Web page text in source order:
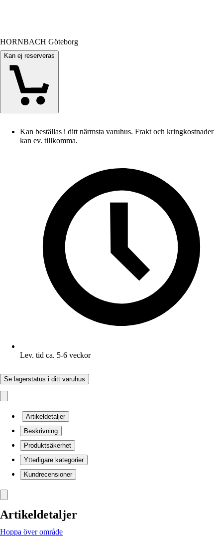
HORNBACH Göteborg
Kan ej reserveras
Kan beställas i ditt närmsta varuhus. Frakt och kringkostnader
kan ev. tillkomma.
Lev. tid ca. 5-6 veckor
Se lagerstatus i ditt varuhus
Artikeldetaljer
Beskrivning
Produktsäkerhet
Ytterligare kategorier
Kundrecensioner
Artikeldetaljer
Hoppa över område